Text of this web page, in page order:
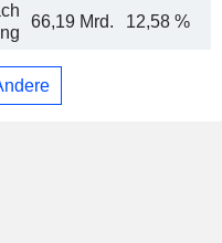
66,19 Mrd. 12,58 %